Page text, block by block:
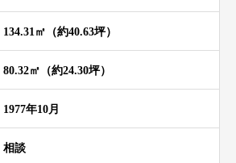
134.31㎡（約40.63坪）
80.32㎡（約24.30坪）
1977年10月
相談